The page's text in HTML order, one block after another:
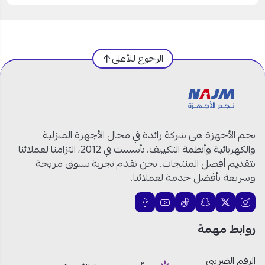
الرجوع للأعلى
نجم الأجهزة هي شركة رائدة في مجال الأجهزة المنزلية
والكهربائية وأنظمة التكييف. تأسست في 2012، التزامنا لعملائنا
بتقديم أفضل المنتجات. نحن نقدم تجربة تسوق مريحة
وسريعة بأفضل خدمة لعملائنا.
روابط مهمة
الرقم الضريبي